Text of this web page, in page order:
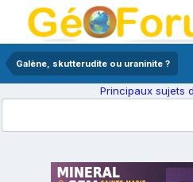
Galène, skutterudite ou uraninite ?
Principaux sujets